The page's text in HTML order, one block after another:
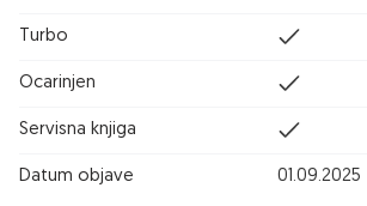
Turbo
Ocarinjen
Servisna knjiga
Datum objave 01.09.2025